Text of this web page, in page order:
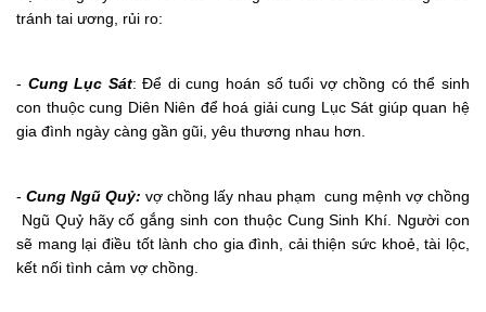
tránh tai ương, rủi ro:
- Cung Lục Sát: Để di cung hoán số tuổi vợ chồng có thể sinh
con thuộc cung Diên Niên để hoá giải cung Lục Sát giúp quan hệ
gia đình ngày càng gần gũi, yêu thương nhau hơn.
- Cung Ngũ Quỷ: vợ chồng lấy nhau phạm cung mệnh vợ chồng
Ngũ Quỷ hãy cố gắng sinh con thuộc Cung Sinh Khí. Người con
sẽ mang lại điều tốt lành cho gia đình, cải thiện sức khoẻ, tài lộc,
kết nối tình cảm vợ chồng.